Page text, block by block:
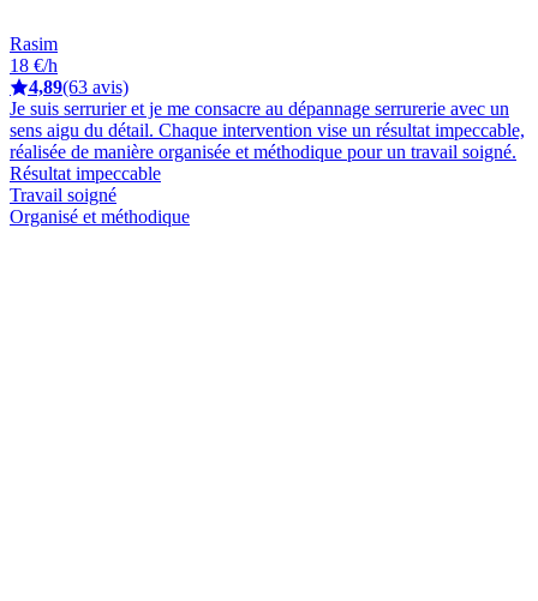
Rasim
18 €/h
4,89(63 avis)
Je suis serrurier et je me consacre au dépannage serrurerie avec un
sens aigu du détail. Chaque intervention vise un résultat impeccable,
réalisée de manière organisée et méthodique pour un travail soigné.
Résultat impeccable
Travail soigné
Organisé et méthodique